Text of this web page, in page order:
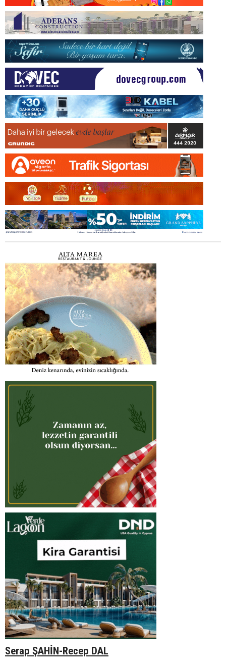
Serap ŞAHİN-Recep DAL